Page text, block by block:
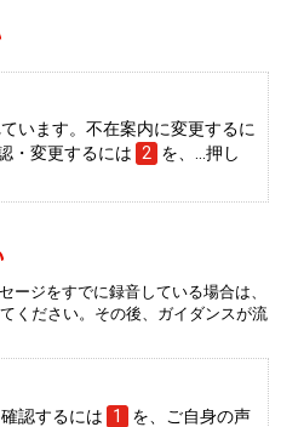
います。不在案内に変更するに
・変更するには 2
を、…押し
ージをすでに録音している場合は、
ください。その後、ガイダンスが流
認するには 1
を、ご自身の声